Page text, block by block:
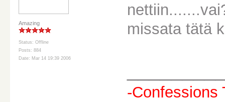
Amazing
Status: Offline
Posts: 884
Date: Mar 14 19:39 2006
missata tätä
-Confessions